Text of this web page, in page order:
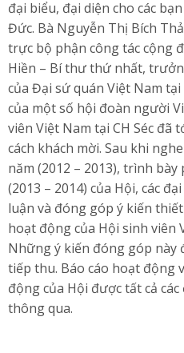
đại biểu, đại diện cho các
Đức. Bà Nguyễn Thị Bích
trực bộ phận công tác cộng
Hiền – Bí thư thứ nhất,
của Đại sứ quán Việt Nam
của một số hội đoàn người
viên Việt Nam tại CH Séc
cách khách mời. Sau khi
năm (2012 – 2013), trình
(2013 – 2014) của Hội, các
luận và đóng góp ý kiến
hoạt động của Hội sinh viên
Những ý kiến đóng góp này
tiếp thu. Báo cáo hoạt động
động của Hội được tất cả
thông qua.